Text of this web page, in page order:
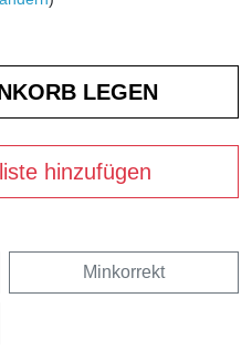
hinzufügen
Minkorrekt